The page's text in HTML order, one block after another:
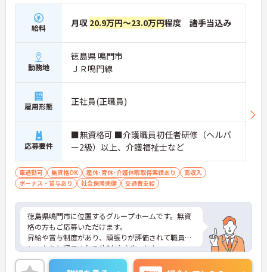
給料 月収 20.9万円～23.0万円程度 諸手当込み
勤務地
徳島県 鳴門市
ＪＲ鳴門線
雇用形態 正社員(正職員)
応募要件
■無資格可 ■介護職員初任者研修（ヘルパ
ー2級）以上、介護福祉士など
車通勤可 無資格OK 産休･育休･介護休暇取得実績あり
高収入
ボーナス・賞与あり
社会保険完備 交通費支給
徳島県鳴門市に位置するグループホームです。無資
格の方もご応募いただけます。
昇給や賞与制度があり、頑張りが評価されて職員に
しっかりと還元される体制がございます。
マイカー通勤可能で駐車場も完備されているため通
勤ラクラクです。